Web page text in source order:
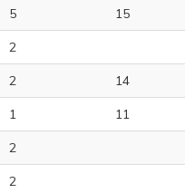
5 15
2
2 14
1 11
2
2